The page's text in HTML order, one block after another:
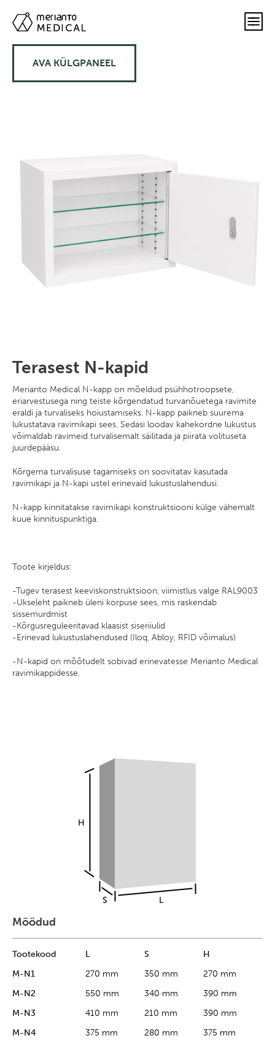
AVA KÜLGPANEEL
Terasest N-kapid
Merianto Medical N-kapp on mõeldud psühhotroopsete,
eriarvestusega ning teiste kõrgendatud turvanõuetega ravimite
eraldi ja turvaliseks hoiustamiseks. N-kapp paikneb suurema
lukustatava ravimikapi sees. Sedasi loodav kahekordne lukustus
võimaldab ravimeid turvalisemalt säilitada ja piirata volituseta
juurdepääsu.
Kõrgema turvalisuse tagamiseks on soovitatav kasutada
ravimikapi ja N-kapi ustel erinevaid lukustuslahendusi.
N-kapp kinnitatakse ravimikapi konstruktsiooni külge vähemalt
kuue kinnituspunktiga.
Toote kirjeldus:
-Tugev terasest keeviskonstruktsioon, viimistlus valge RAL9003
-Ukseleht paikneb üleni korpuse sees, mis raskendab
sissemurdmist
-Kõrgusreguleeritavad klaasist siseriiulid
-Erinevad lukustuslahendused (Iloq, Abloy, RFID võimalus)
-N-kapid on mõõtudelt sobivad erinevatesse Merianto Medical
ravimikappidesse.
Mõõdud
Tootekood L S
H
M-N1
270 mm 350 mm
270 mm
M-N2
550 mm 340 mm
390 mm
M-N3
410 mm 210 mm
390 mm
M-N4
375 mm 280 mm 375 mm